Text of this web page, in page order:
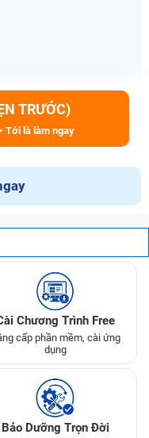
TRƯỚC)
Tới là làm ngay
Chương Trình Free
cấp phần mềm, cài ứng
dụng
Bảo Dưỡng Trọn Đời